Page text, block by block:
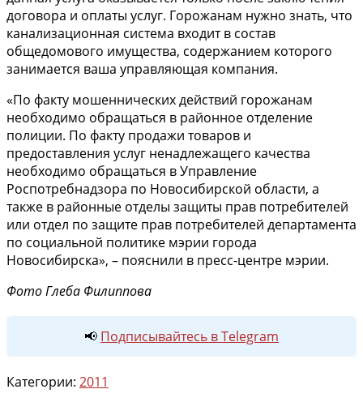
договора и оплаты услуг. Горожанам нужно знать, что
канализационная система входит в состав
общедомового имущества, содержанием которого
занимается ваша управляющая компания.
«По факту мошеннических действий горожанам
необходимо обращаться в районное отделение
полиции. По факту продажи товаров и
предоставления услуг ненадлежащего качества
необходимо обращаться в Управление
Роспотребнадзора по Новосибирской области, а
также в районные отделы защиты прав потребителей
или отдел по защите прав потребителей департамента
по социальной политике мэрии города
Новосибирска», – пояснили в пресс-центре мэрии.
Фото Глеба Филиппова
📢 Подписывайтесь в Telegram
Категории: 2011